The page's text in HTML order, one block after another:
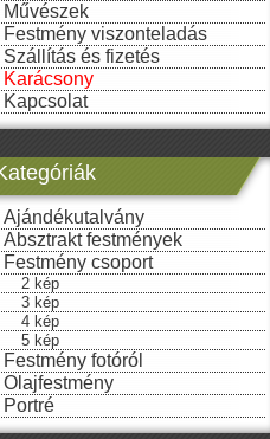
Művészek
Festmény viszonteladás
Szállítás és fizetés
Karácsony
Kapcsolat
Ajándékutalvány
Absztrakt festmények
Festmény csoport
2 kép
3 kép
4 kép
5 kép
Festmény fotóról
Olajfestmény
Portré